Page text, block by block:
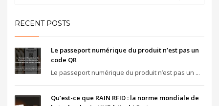
RECENT POSTS
Le passeport numérique du produit n’est pas un
code QR
Le passeport numérique du produit n’est pas un ...
Qu’est-ce que RAIN RFID : la norme mondiale de